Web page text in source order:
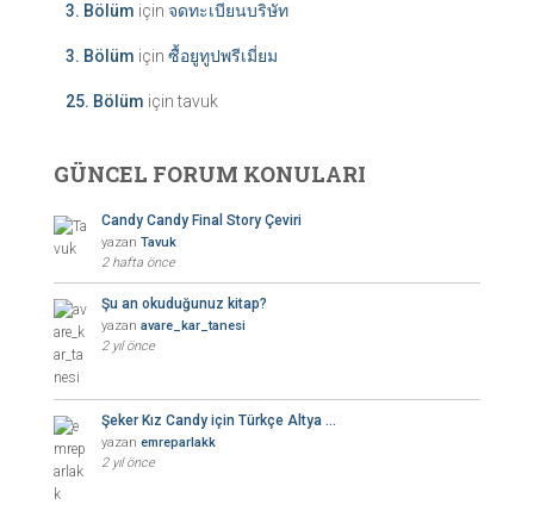
3. Bölüm için จดทะเบียนบริษัท
3. Bölüm için ซื้อยูทูปพรีเมี่ยม
25. Bölüm içintavuk
GÜNCEL FORUM KONULARI
Candy Candy Final Story Çeviri
yazan Tavuk
2 hafta önce
Şu an okuduğunuz kitap?
yazan avare_kar_tanesi
2 yıl önce
Şeker Kız Candy için Türkçe Altya …
yazan emreparlakk
2 yıl önce